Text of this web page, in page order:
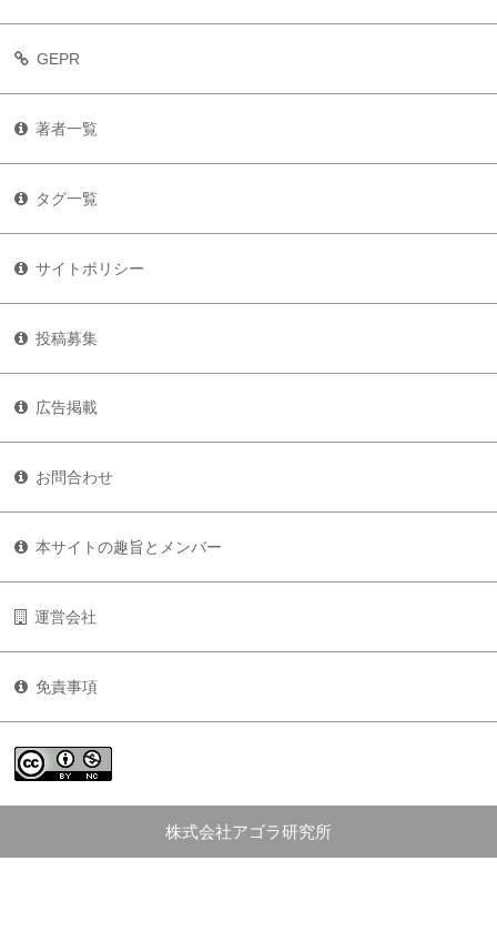
GEPR
著者一覧
タグ一覧
サイトポリシー
投稿募集
広告掲載
お問合わせ
本サイトの趣旨とメンバー
運営会社
免責事項
株式会社アゴラ研究所